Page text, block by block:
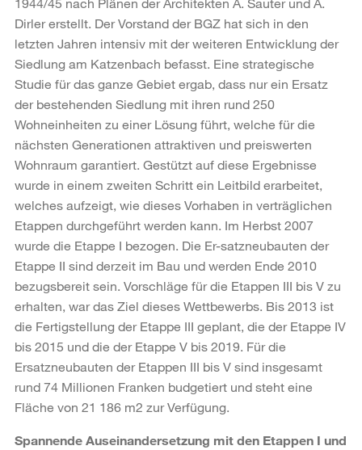
Dirler erstellt. Der Vorstand der BGZ hat sich in den
letzten Jahren intensiv mit der weiteren Entwicklung der
Siedlung am Katzenbach befasst. Eine strategische
Studie für das ganze Gebiet ergab, dass nur ein Ersatz
der bestehenden Siedlung mit ihren rund 250
Wohneinheiten zu einer Lösung führt, welche für die
nächsten Generationen attraktiven und preiswerten
Wohnraum garantiert. Gestützt auf diese Ergebnisse
wurde in einem zweiten Schritt ein Leitbild erarbeitet,
welches aufzeigt, wie dieses Vorhaben in verträglichen
Etappen durchgeführt werden kann. Im Herbst 2007
wurde die Etappe I bezogen. Die Er-satzneubauten der
Etappe II sind derzeit im Bau und werden Ende 2010
bezugsbereit sein. Vorschläge für die Etappen III bis V zu
erhalten, war das Ziel dieses Wettbewerbs. Bis 2013 ist
die Fertigstellung der Etappe III geplant, die der Etappe IV
bis 2015 und die der Etappe V bis 2019. Für die
Ersatzneubauten der Etappen III bis V sind insgesamt
rund 74 Millionen Franken budgetiert und steht eine
Fläche von 21 186 m2 zur Verfügung.
Spannende Auseinandersetzung mit den Etappen I und